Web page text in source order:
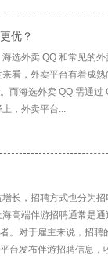
优？
选外卖 QQ 和常见的
看，外卖平台有着成
而海选外卖 QQ 需通
，外卖平台...
长，招聘方式也分为
高端伴游招聘通常是
。对于雇主来说，招
台发布伴游招聘信息，